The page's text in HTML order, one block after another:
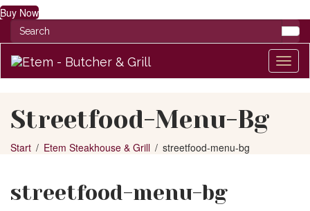
Buy Now
Streetfood-Menu-Bg
Start Etem Steakhouse & Grill streetfood-menu-bg
streetfood-menu-bg